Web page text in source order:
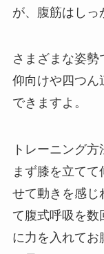
が、腹筋はしっ
さまざまな姿
仰向けや四つん
できますよ。
トレーニング方
まず膝を立て
せて動きを感じ
て腹式呼吸を数
に力を入れてお